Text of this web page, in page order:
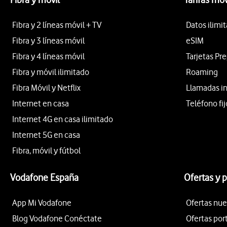
Fibra y 2 líneas móvil + TV
Fibra y 3 líneas móvil
Fibra y 4 líneas móvil
Fibra y móvil ilimitado
Fibra Móvil y Netflix
Internet en casa
Internet 4G en casa ilimitado
Internet 5G en casa
Fibra, móvil y fútbol
Datos
eSIM
Tarjetas
Roaming
Llamadas
Teléfono
Vodafone España
App Mi Vodafone
Blog Vodafone Conéctate
Ofertas y
Ofertas
Ofertas